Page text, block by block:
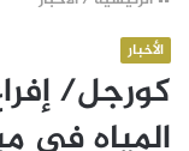
الأخبار
كورجل/